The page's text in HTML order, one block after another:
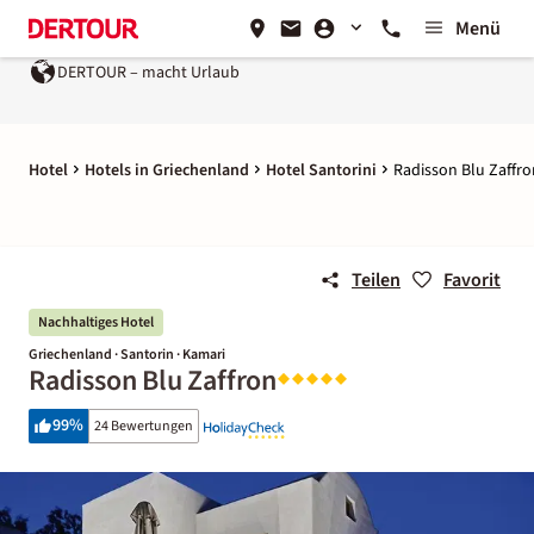
Menü
DERTOUR – macht Urlaub
Hotel Hotels in Griechenland Hotel Santorini Radisson Blu
Teilen Favorit
Nachhaltiges Hotel
Griechenland · Santorin · Kamari
Radisson Blu Zaffron
99% 24 Bewertungen